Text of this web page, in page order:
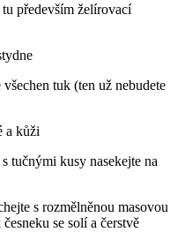
především želírovací
tuk (ten už nebudete
a kůži
tučnými kusy nasekejte na
s rozmělněnou masovou
se solí a čerstvě